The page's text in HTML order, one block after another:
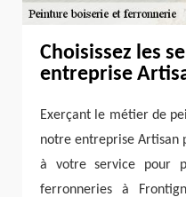
Choisissez les
entreprise
Exerçant le métier de
notre entreprise Artisan
à votre service pour
ferronneries à